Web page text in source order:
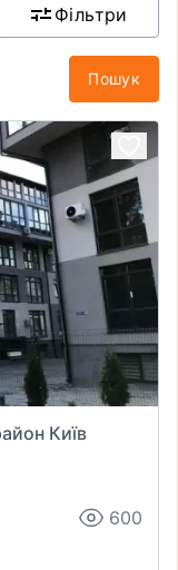
Фільтри
Пошук
Київ
600